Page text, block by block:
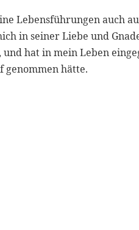
Lebensführungen auch
in seiner Liebe und
hat in mein Leben
genommen hätte.
2018 Rudolf